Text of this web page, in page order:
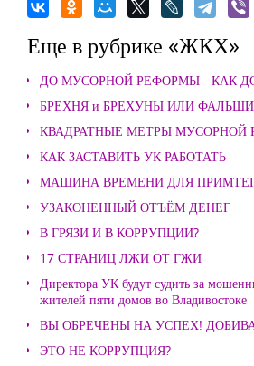
Еще в рубрике «ЖКХ»
ДО МУСОРНОЙ РЕФОРМЫ - КАК
БРЕХНЯ и БРЕХУНЫ ИЛИ
КВАДРАТНЫЕ МЕТРЫ МУСОРНОЙ
КАК ЗАСТАВИТЬ УК РАБОТАТЬ
МАШИНА ВРЕМЕНИ ДЛЯ
УЗАКОНЕННЫЙ ОТЪЁМ ДЕНЕГ
В ГРЯЗИ И В КОРРУПЦИИ?
17 СТРАНИЦ ЛЖИ ОТ ГЖИ
Директора УК будут судить за
жителей пяти домов во Владивостоке
ВЫ ОБРЕЧЕНЫ НА УСПЕХ!
ЭТО НЕ КОРРУПЦИЯ?